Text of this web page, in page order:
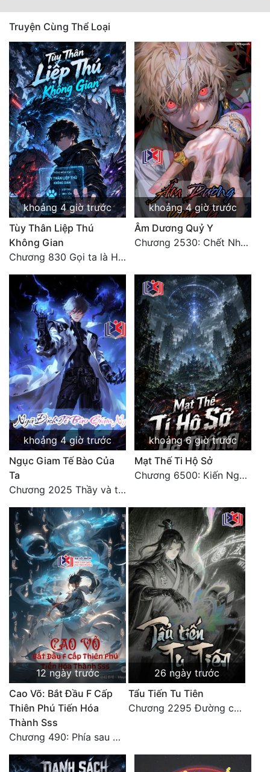
Truyện Cùng Thể Loại
khoảng 4 giờ trước
Tùy Thân Liệp Thú
Không Gian
Chương 830 Gọi ta là Hòa Sa
khoảng 4 giờ trước
Âm Dương Quỷ Y
Chương 2530: Chết Như Thế Nào
khoảng 4 giờ trước
Ngục Giam Tế Bào Của
Ta
Chương 2025 Thầy và trò
khoảng 6 giờ trước
Mạt Thế Ti Hộ Sở
Chương 6500: Kiến Nghị Của Vân Lục
12 ngày trước
Cao Võ: Bắt Đầu F Cấp
Thiên Phú Tiến Hóa
Thành Sss
Chương 490: Phía sau màn hắc thủ!
26 ngày trước
Tẩu Tiến Tu Tiên
Chương 2295 Đường còn rất dài đâu 【 đại kết cục 】